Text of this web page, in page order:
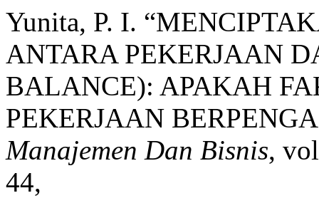
Yunita, P. I.
ANTARA PEKERJAAN
BALANCE): APAKAH
PEKERJAAN
Manajemen Dan Bisnis,
44,